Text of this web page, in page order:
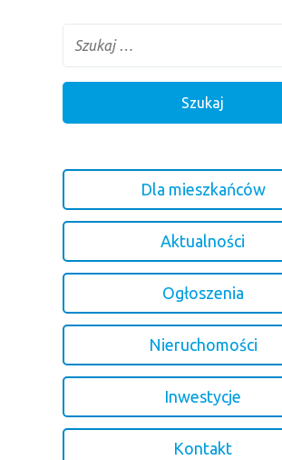
Dla mieszkańców
Aktualności
Ogłoszenia
Nieruchomości
Inwestycje
Kontakt